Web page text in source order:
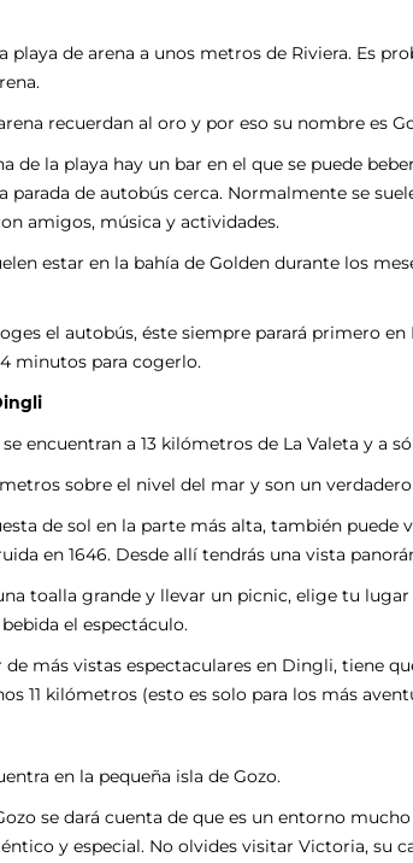
playa de arena a unos metros de Riviera. Es
recuerdan al oro y por eso su nombre es
de la playa hay un bar en el que se puede
parada de autobús cerca. Normalmente se
amigos, música y actividades.
estar en la bahía de Golden durante los
el autobús, éste siempre parará primero
minutos para cogerlo.
encuentran a 13 kilómetros de La Valeta y a
sobre el nivel del mar y son un
de sol en la parte más alta, también puede
en 1646. Desde allí tendrás una vista
toalla grande y llevar un picnic, elige tu
el espectáculo.
más vistas espectaculares en Dingli, tiene
11 kilómetros (esto es solo para los más
en la pequeña isla de Gozo.
se dará cuenta de que es un entorno
y especial. No olvides visitar Victoria, su